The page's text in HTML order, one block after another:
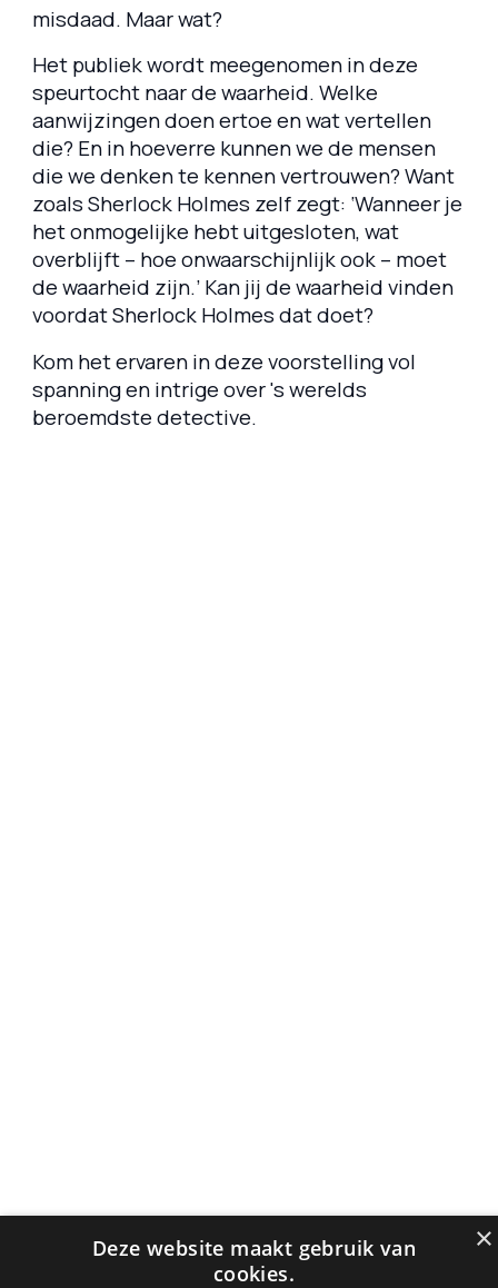
misdaad. Maar wat?
Het publiek wordt meegenomen in deze
speurtocht naar de waarheid. Welke
aanwijzingen doen ertoe en wat vertellen
die? En in hoeverre kunnen we de mensen
die we denken te kennen vertrouwen? Want
zoals Sherlock Holmes zelf zegt: ‘Wanneer je
het onmogelijke hebt uitgesloten, wat
overblijft – hoe onwaarschijnlijk ook – moet
de waarheid zijn.’ Kan jij de waarheid vinden
voordat Sherlock Holmes dat doet?
Kom het ervaren in deze voorstelling vol
spanning en intrige over 's werelds
beroemdste detective.
×
Deze website maakt gebruik van
cookies.